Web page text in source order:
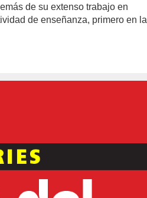
de su extenso trabajo en
de enseñanza, primero en la